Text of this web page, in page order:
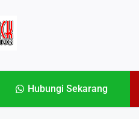
Hubungi Sekarang